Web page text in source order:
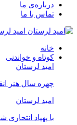
درباره‌ی ما
تماس با ما
امید
خانه
کوتاه و خواندنی
امید لرستان
چهره سال هنر
امید لرستان
با پهپاد انتحاری شاهد-۱۳۶ بیشتر